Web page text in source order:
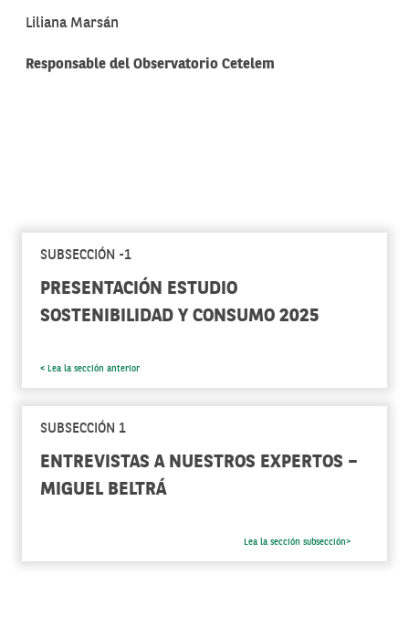
Liliana Marsán
Responsable del Observatorio Cetelem
SUBSECCIÓN -1
PRESENTACIÓN ESTUDIO
SOSTENIBILIDAD Y CONSUMO 2025
< Lea la sección anterior
SUBSECCIÓN 1
ENTREVISTAS A NUESTROS EXPERTOS –
MIGUEL BELTRÁ
Lea la sección subsección>